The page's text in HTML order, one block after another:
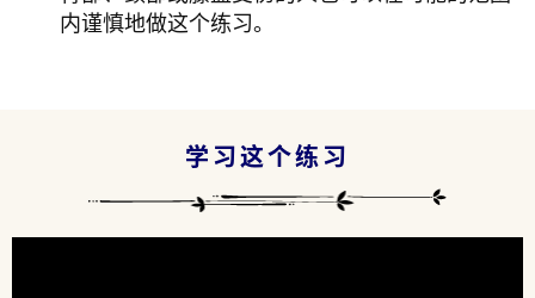
内谨慎地做这个练习。
学习这个练习